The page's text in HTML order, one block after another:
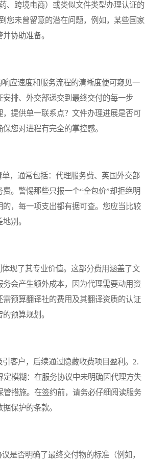
、跨境电商）或类似文件类型办理认证的
您未曾留意的潜在问题，例如，某些国家
协助准备。
应速度和服务流程的清晰度便可窥见一
排、外交部递交到最终交付的每一步
提供单一联系点？文件办理进展是否可
您对进程有完全的掌控感。
，通常包括：代理服务费、英国外交部
。警惕那些只报一个“全包价”却拒绝明
，每一项支出都有据可查。您应当比较
别。
现了其专业价值。这部分费用涵盖了文
会产生额外成本，因为代理需要动用资
预算翻译社的费用及其翻译资质的认证
预算规划。
客户，后续通过隐藏收费项目盈利。2.
模糊：在服务协议中未明确因代理方失
措施。在签约前，请务必仔细阅读服务
保护的条款。
否明确了最终交付物的标准（例如，